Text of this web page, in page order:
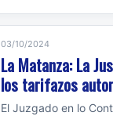
03/10/2024
La Matanza: La
los tarifazos
El Juzgado en lo